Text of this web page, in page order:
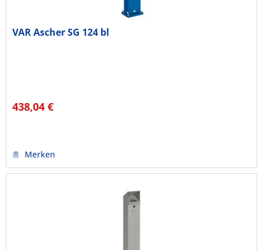
VAR Ascher SG 124 bl
438,04 €
Merken